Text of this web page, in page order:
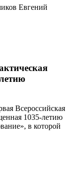
Евгений
Всероссийская
1035-летию
в которой